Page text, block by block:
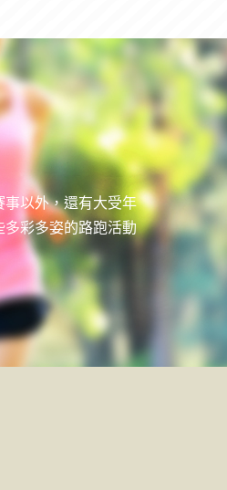
以外，還有大受年
彩多姿的路跑活動